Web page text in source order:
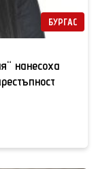
БУРГАС
нанесоха